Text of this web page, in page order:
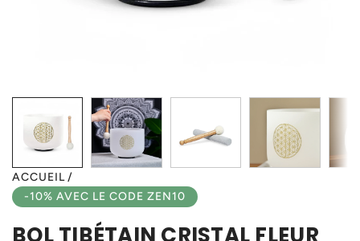
ACCUEIL/
-10% AVEC LE CODE ZEN10